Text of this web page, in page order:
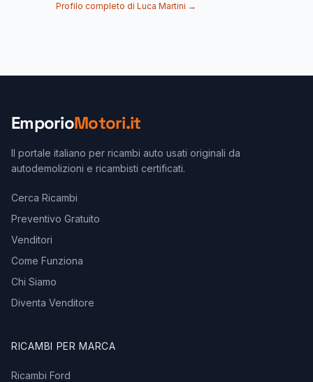
Profilo completo di Luca Martini →
EmporioMotori.it
Il portale italiano per ricambi auto usati originali da
autodemolizioni e ricambisti certificati.
Cerca Ricambi
Preventivo Gratuito
Venditori
Come Funziona
Chi Siamo
Diventa Venditore
RICAMBI PER MARCA
Ricambi Ford